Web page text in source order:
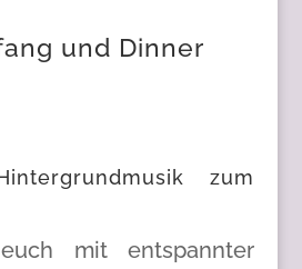
und Dinner
zum
mit entspannter